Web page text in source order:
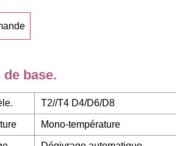
base.
T2//T4 D4/D6/D8
Mono-température